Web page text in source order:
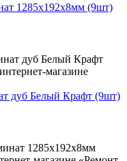
1285х192х8мм (9шт)
дуб Белый Крафт (9шт)